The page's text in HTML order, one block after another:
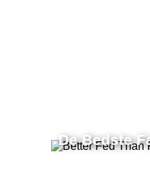
De Bedste